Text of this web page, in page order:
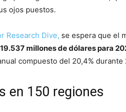
ojos puestos.
Research Dive, se espera que el
millones de dólares para
compuesto del 20,4% durante
en 150 regiones